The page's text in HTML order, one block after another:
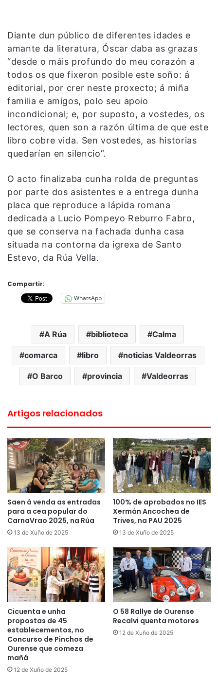
Diante dun público de diferentes idades e
amante da literatura, Óscar daba as grazas
“desde o máis profundo do meu corazón a
todos os que fixeron posible este soño: á
editorial, por crer neste proxecto; á miña
familia e amigos, polo seu apoio
incondicional; e, por suposto, a vostedes, os
lectores, quen son a razón última de que este
libro cobre vida. Sen vostedes, as historias
quedarían en silencio”.
O acto finalizaba cunha rolda de preguntas
por parte dos asistentes e a entrega dunha
placa que reproduce a lápida romana
dedicada a Lucio Pompeyo Reburro Fabro,
que se conserva na fachada dunha casa
situada na contorna da igrexa de Santo
Estevo, da Rúa Vella.
Compartir:
WhatsApp
A Rúa biblioteca Calma
comarca libro noticias Valdeorras
O Barco provincia Valdeorras
Artigos relacionados
Saen á venda as entradas
para a cea popular do
CarnaVrao 2025, na Rúa
13 de Xuño de 2025
100% de aprobados no IES
Xermán Ancochea de
Trives, na PAU 2025
13 de Xuño de 2025
Cicuenta e unha
propostas de 45
establecementos, no
Concurso de Pinchos de
Ourense que comeza
mañá
12 de Xuño de 2025
O 58 Rallye de Ourense
Recalvi quenta motores
12 de Xuño de 2025